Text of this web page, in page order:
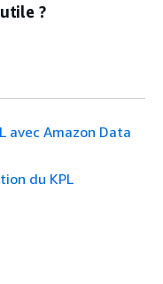
?
avec Amazon Data
du KPL